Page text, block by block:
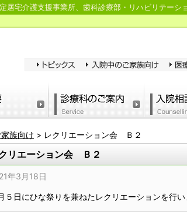
居宅介護支援事業所、歯科診療部・リハビリテーシ
族向け > レクリエーション会 Ｂ２
リエーション会 Ｂ２
年3月18日
５日にひな祭りを兼ねたレクリエーションを行い